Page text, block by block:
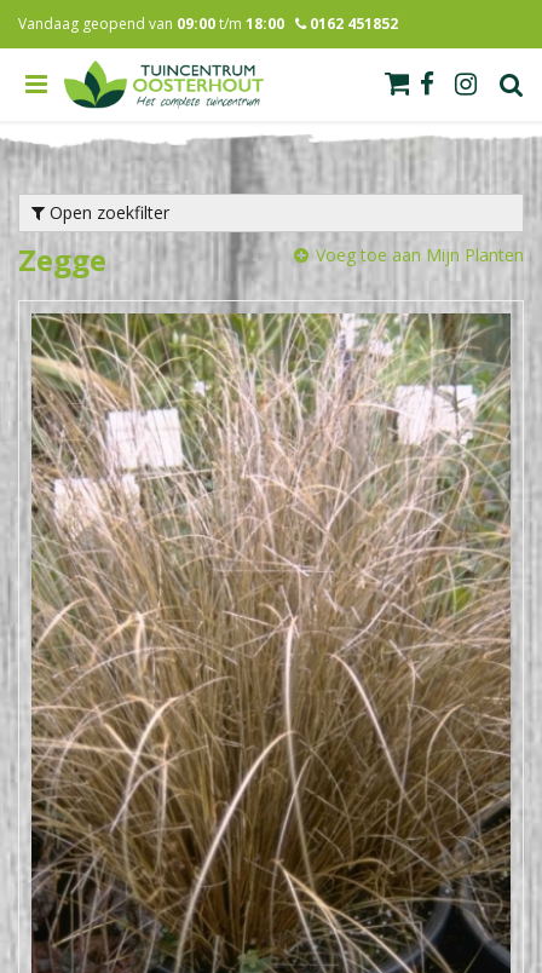
Vandaag geopend van 09:00t/m 18:00 0162 451852
Open zoekfilter
Zegge Voeg toe aan Mijn Planten